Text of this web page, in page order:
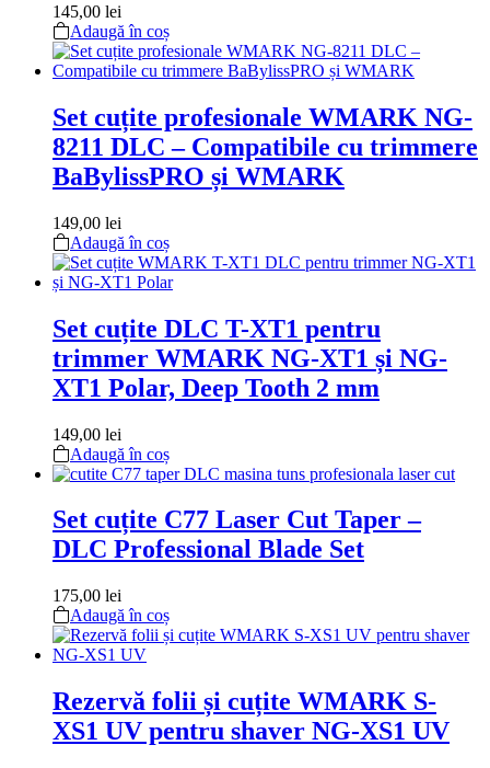
145,00 lei
Adaugă în coș
Set cuțite profesionale WMARK NG-
8211 DLC – Compatibile cu trimmere
BaBylissPRO și WMARK
149,00 lei
Adaugă în coș
Set cuțite DLC T-XT1 pentru
trimmer WMARK NG-XT1 și NG-
XT1 Polar, Deep Tooth 2 mm
149,00 lei
Adaugă în coș
Set cuțite C77 Laser Cut Taper –
DLC Professional Blade Set
175,00 lei
Adaugă în coș
Rezervă folii și cuțite WMARK S-
XS1 UV pentru shaver NG-XS1 UV